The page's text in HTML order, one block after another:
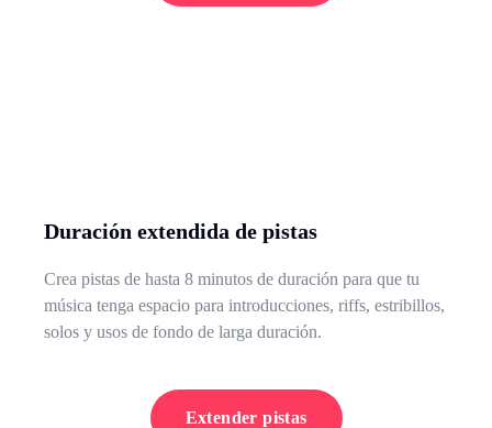
Duración extendida de pistas
Crea pistas de hasta 8 minutos de duración para que tu
música tenga espacio para introducciones, riffs, estribillos,
solos y usos de fondo de larga duración.
Extender pistas